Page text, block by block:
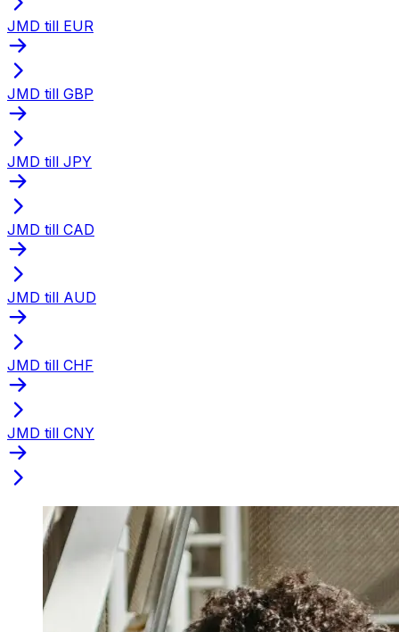
JMD till EUR
JMD till GBP
JMD till JPY
JMD till CAD
JMD till AUD
JMD till CHF
JMD till CNY